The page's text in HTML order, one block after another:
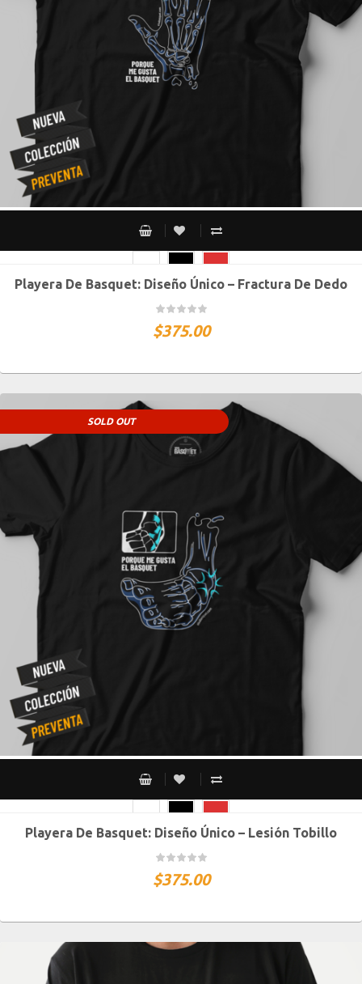
CH M G XG XXG
Playera De Basquet: Diseño Único – Fractura De Dedo
$375.00
SOLD OUT
CH M G XG XXG
Playera De Basquet: Diseño Único – Lesión Tobillo
$375.00